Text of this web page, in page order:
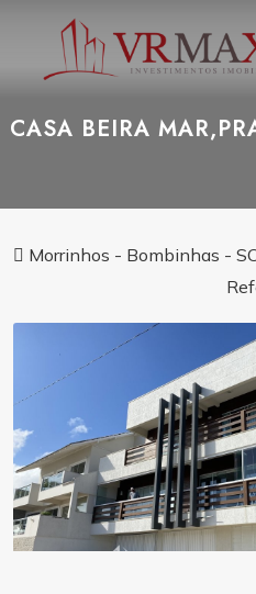
CASA BEIRA
Morrinhos - Bombinhas -